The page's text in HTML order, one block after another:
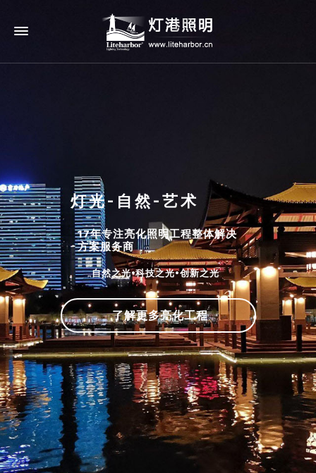
灯光-自然-艺术
17年专注亮化照明工程整体解决
方案服务商
自然之光•科技之光•创新之光
了解更多亮化工程